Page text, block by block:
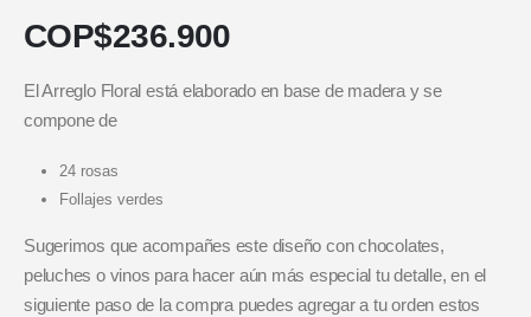
COP$236.900
El Arreglo Floral está elaborado en base de madera y se
compone de
24 rosas
Follajes verdes
Sugerimos que acompañes este diseño con chocolates,
peluches o vinos para hacer aún más especial tu detalle, en el
siguiente paso de la compra puedes agregar a tu orden estos